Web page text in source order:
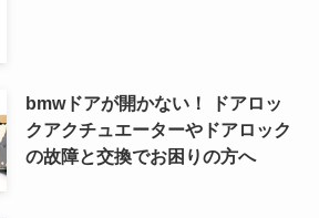
bmwドアが開かない！ ドアロッ
クアクチュエーターやドアロック
の故障と交換でお困りの方へ